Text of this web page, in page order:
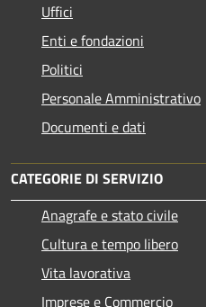
Uffici
Enti e fondazioni
Politici
Personale Amministrativo
Documenti e dati
CATEGORIE DI SERVIZIO
Anagrafe e stato civile
Cultura e tempo libero
Vita lavorativa
Imprese e Commercio